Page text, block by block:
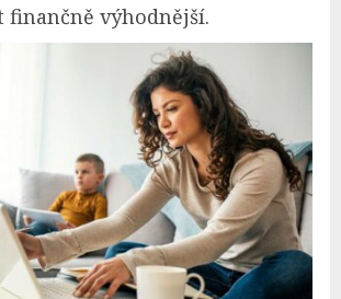
finančně výhodnější.